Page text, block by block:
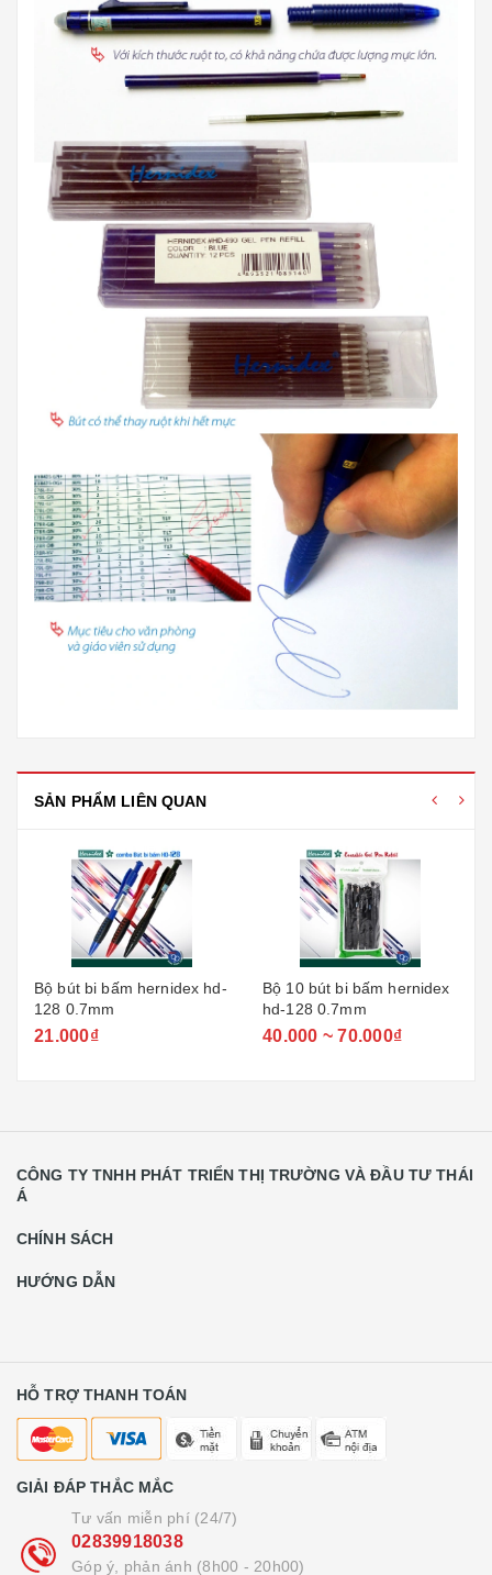
SẢN PHẨM LIÊN QUAN
Bộ bút bi bấm hernidex hd-
128 0.7mm
21.000₫
Bộ 10 bút bi bấm hernidex
hd-128 0.7mm
40.000 ~ 70.000₫
CÔNG TY TNHH PHÁT TRIỂN THỊ TRƯỜNG VÀ ĐẦU TƯ THÁI
Á
CHÍNH SÁCH
HƯỚNG DẪN
HỖ TRỢ THANH TOÁN
GIẢI ĐÁP THẮC MẮC
Tư vấn miễn phí (24/7)
02839918038
Góp ý, phản ánh (8h00 - 20h00)